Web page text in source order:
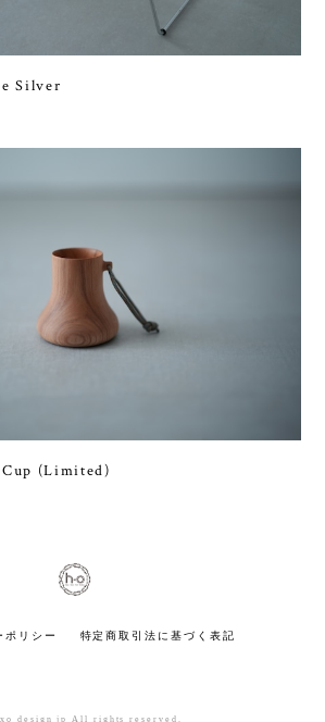
Silver
(Limited)
ポリシー 特定商取引法に基づく表記
design jp All rights reserved.